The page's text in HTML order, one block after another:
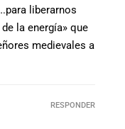
liberarnos
la energía» que
medievales a
RESPONDER